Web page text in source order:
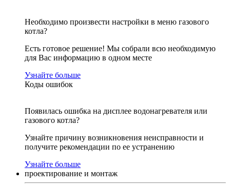
Необходимо произвести настройки в меню газового
котла?
Есть готовое решение! Мы собрали всю необходимую
для Вас информацию в одном месте
Узнайте больше
Коды ошибок
Появилась ошибка на дисплее водонагревателя или
газового котла?
Узнайте причину возникновения неисправности и
получите рекомендации по ее устранению
Узнайте больше
проектирование и монтаж